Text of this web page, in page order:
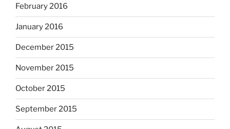
February 2016
January 2016
December 2015
November 2015
October 2015
September 2015